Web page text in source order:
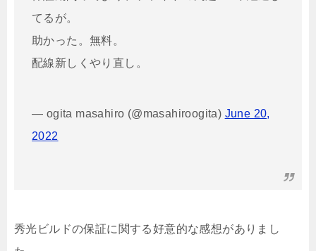
てるが。
助かった。無料。
配線新しくやり直し。
— ogita masahiro (@masahiroogita) June 20,
2022
秀光ビルドの保証に関する好意的な感想がありまし